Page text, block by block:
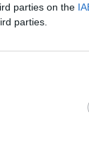
parties on the
parties.